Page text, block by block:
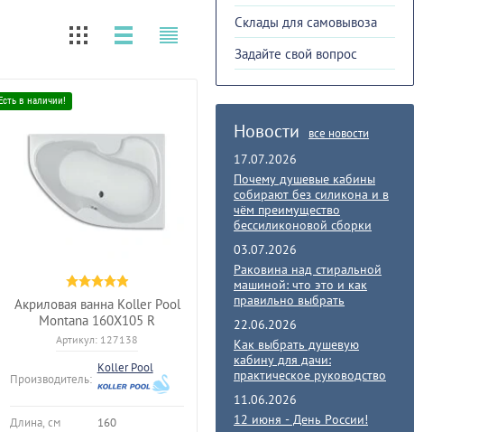
Склады для самовывоза
Задайте свой вопрос
Новости все новости
17.07.2026
Почему душевые кабины
собирают без силикона и в
чём преимущество
бессиликоновой сборки
03.07.2026
Раковина над стиральной
машиной: что это и как
правильно выбрать
22.06.2026
Как выбрать душевую
кабину для дачи:
практическое руководство
11.06.2026
12 июня - День России!
Акриловая ванна Koller Pool
Montana 160X105 R
Артикул: 127138
Производитель:
Koller Pool
Длина, см 160